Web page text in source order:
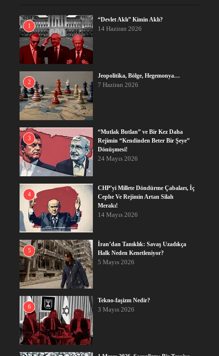
1
“Devlet Aklı” Kimin Aklı?
14 Haziran 2026
2
Jeopolitika, Bölge, Hegemonya…
7 Haziran 2026
3
“Mutlak Butlan” ve Bir Kez Daha
Rejimin “Kendinden Beter Bir Şeye”
Dönüşmesi!
24 Mayıs 2026
4
CHP’yi Millete Döndürme Çabaları, İç
Cephe Ve Rejimin Artan Silah
Merakı!
14 Mayıs 2026
5
İran’dan Tanıklık: Savaş Uzadıkça
Halk Neden Kenetleniyor?
5 Mayıs 2026
6
Tekno-faşizm Nedir?
3 Mayıs 2026